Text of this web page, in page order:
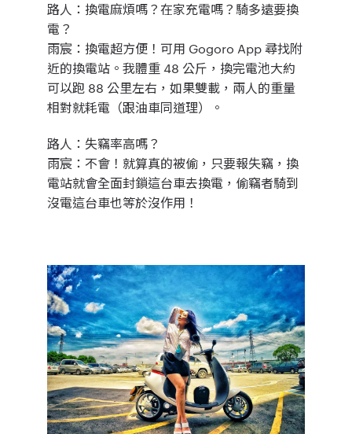
路人： 換電麻煩嗎？在家充電嗎？騎多遠要換
電？
雨宸： 換電超方便！可用 Gogoro App 尋找附
近的換電站。 我體重 48 公斤，換完電池大約
可以跑 88 公里左右，如果雙載，兩人的重量
相對就耗電（跟油車同道理）。
路人： 失竊率高嗎？
雨宸： 不會！就算真的被偷，只要報失竊，換
電站就會全面封鎖這台車去換電，偷竊者騎到
沒電這台車也等於沒作用！